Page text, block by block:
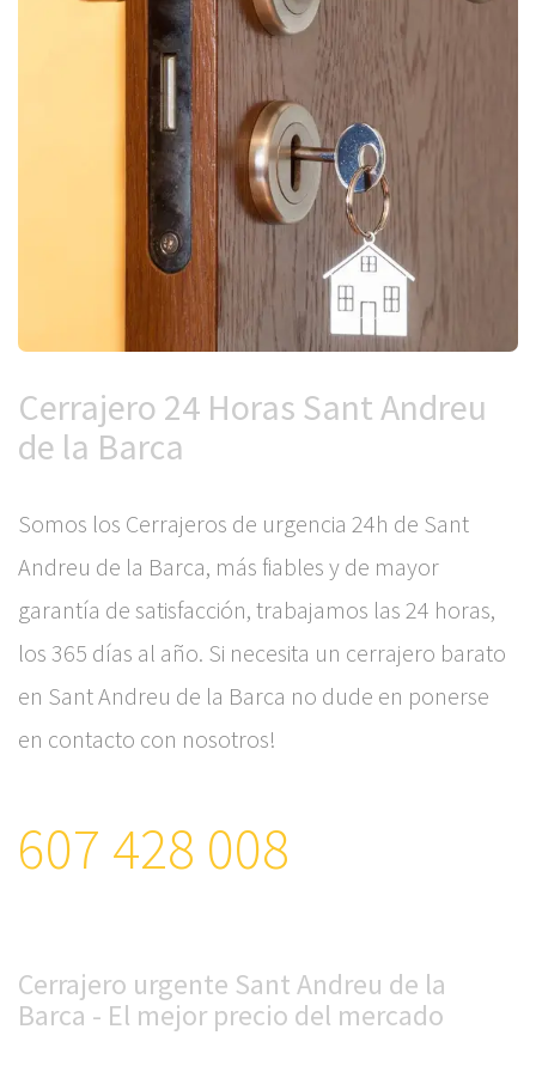
Cerrajero 24 Horas Sant Andreu
de la Barca
Somos los Cerrajeros de urgencia 24h de Sant
Andreu de la Barca, más fiables y de mayor
garantía de satisfacción, trabajamos las 24 horas,
los 365 días al año. Si necesita un cerrajero barato
en Sant Andreu de la Barca no dude en ponerse
en contacto con nosotros!
607 428 008
Cerrajero urgente Sant Andreu de la
Barca - El mejor precio del mercado